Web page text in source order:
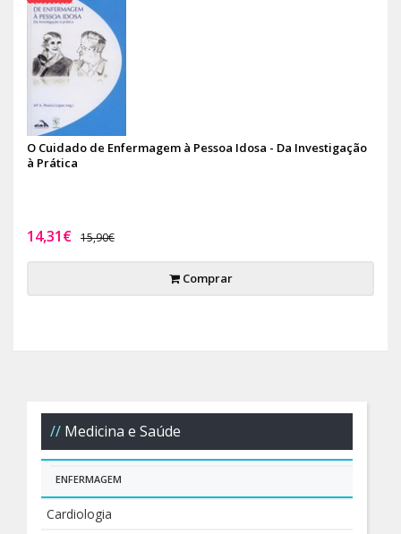
O Cuidado de Enfermagem à Pessoa Idosa - Da Investigação
à Prática
14,31€ 15,90€
Comprar
Medicina e Saúde
ENFERMAGEM
Cardiologia